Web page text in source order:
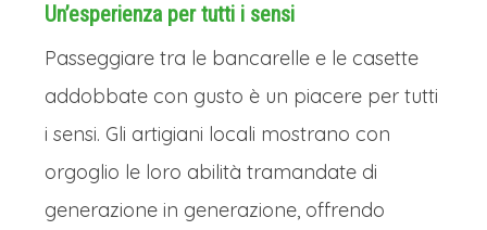
prelibatezze culinarie. Il maestoso
albero di Natale domina la piazza,
creando un'atmosfera da favola.Ma la
magia non si ferma qui:il mercatino
"Perle dell'Avvento" sul lago Faak e
quello medievale nel castello di
Un’esperienza per tutti i sensi
Passeggiare tra le bancarelle e le casette
addobbate con gusto è un piacere per tutti
i sensi. Gli artigiani locali mostrano con
orgoglio le loro abilità tramandate di
generazione in generazione, offrendo